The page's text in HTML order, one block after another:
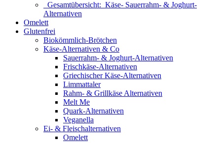
Gesamtübersicht: Käse- Sauerrahm- & Joghurt-
Alternativen
Omelett
Glutenfrei
Biokömmlich-Brötchen
Käse-Alternativen & Co
Sauerrahm- & Joghurt-Alternativen
Frischkäse-Alternativen
Griechischer Käse-Alternativen
Limmattaler
Rahm- & Grillkäse Alternativen
Melt Me
Quark-Alternativen
Veganella
Ei- & Fleischalternativen
Omelett